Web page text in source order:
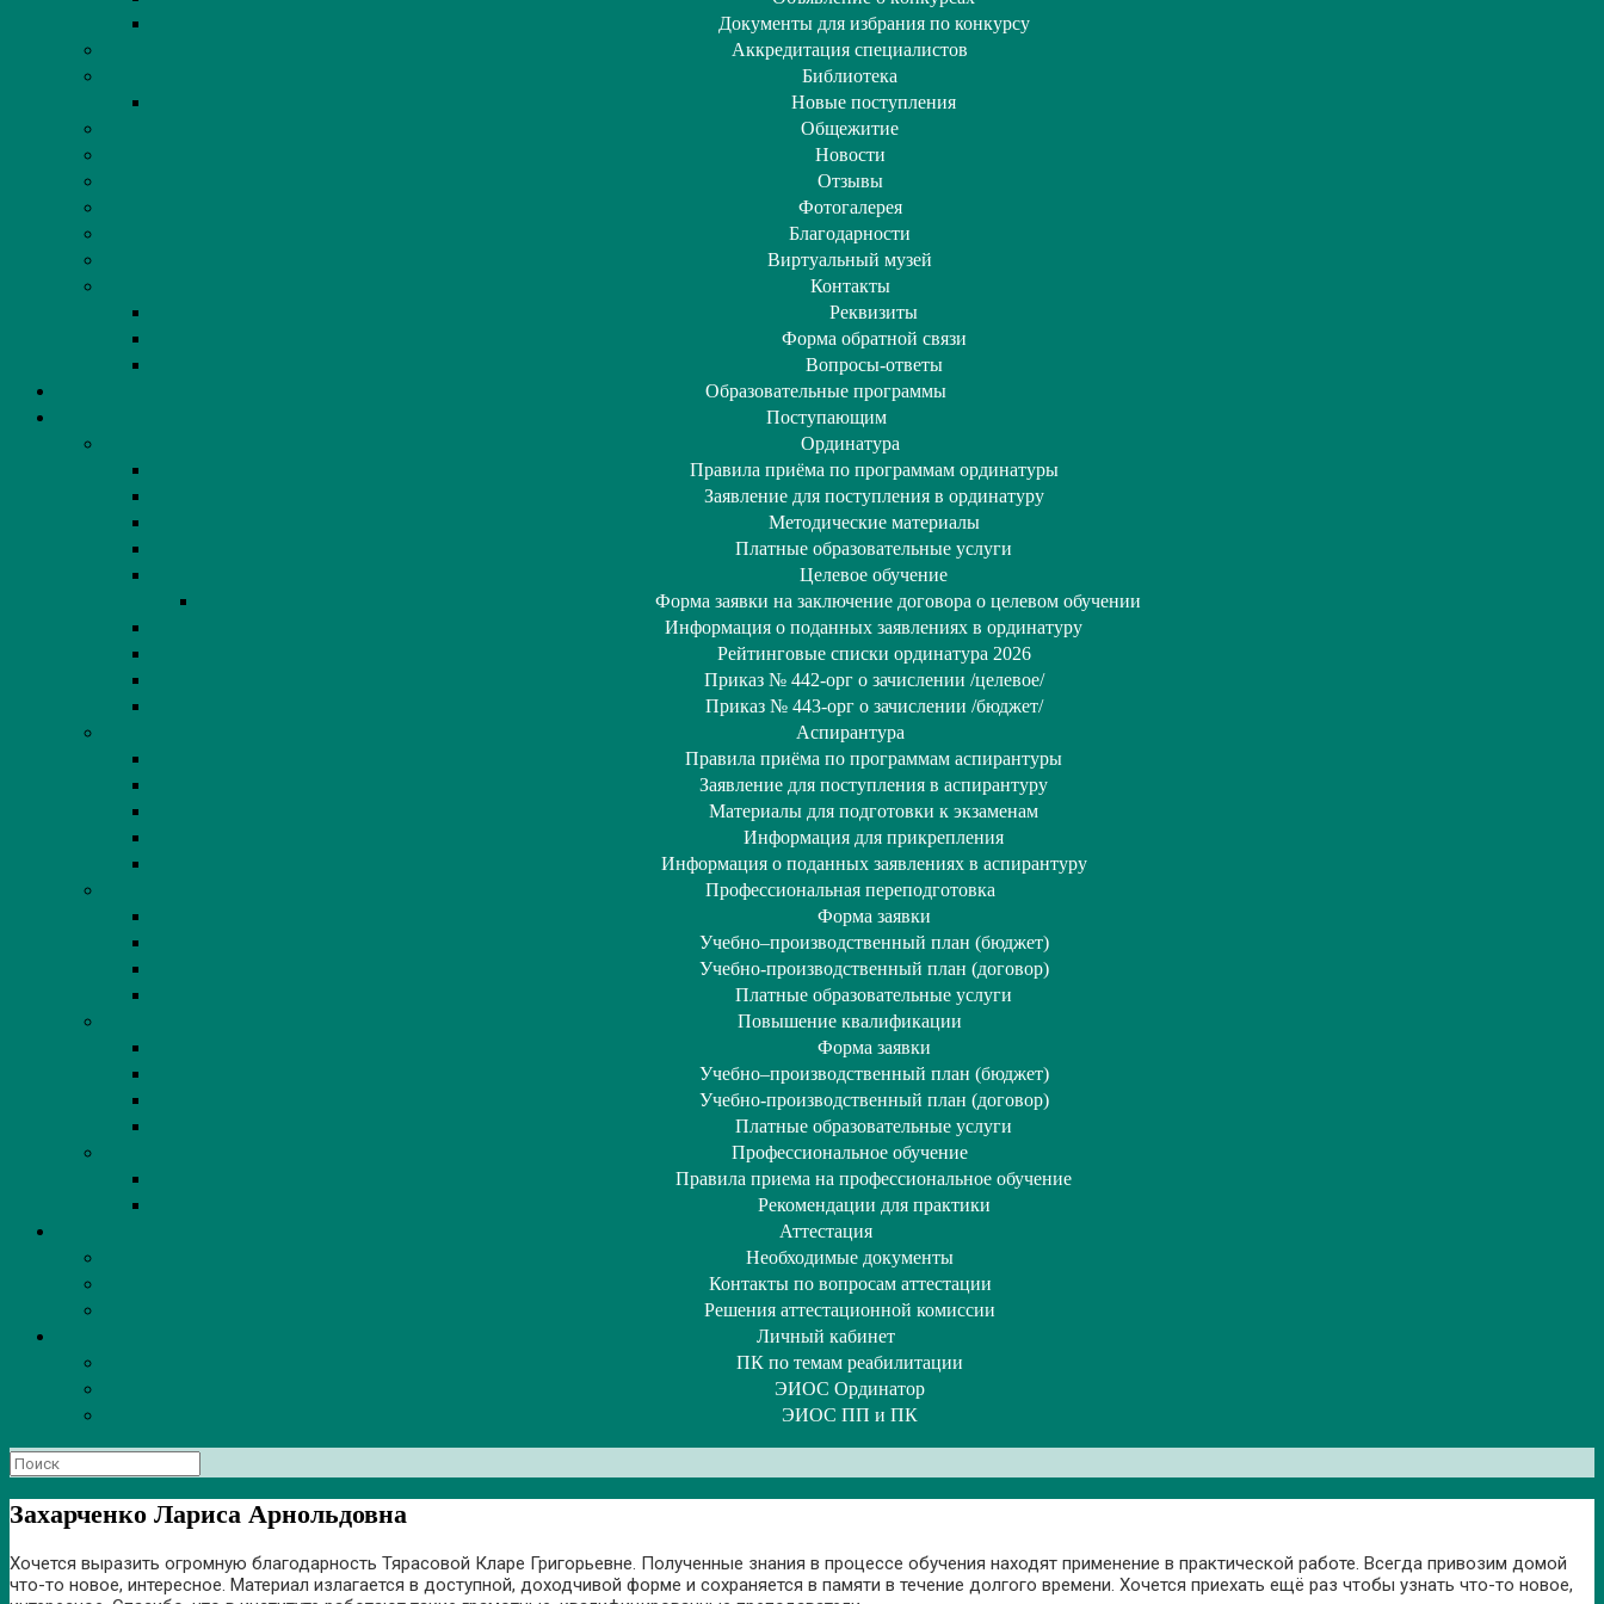
Документы для избрания по конкурсу
Аккредитация специалистов
Библиотека
Новые поступления
Общежитие
Новости
Отзывы
Фотогалерея
Благодарности
Виртуальный музей
Контакты
Реквизиты
Форма обратной связи
Вопросы-ответы
Образовательные программы
Поступающим
Ординатура
Правила приёма по программам ординатуры
Заявление для поступления в ординатуру
Методические материалы
Платные образовательные услуги
Целевое обучение
Форма заявки на заключение договора о целевом обучении
Информация о поданных заявлениях в ординатуру
Рейтинговые списки ординатура 2026
Приказ № 442-орг о зачислении /целевое/
Приказ № 443-орг о зачислении /бюджет/
Аспирантура
Правила приёма по программам аспирантуры
Заявление для поступления в аспирантуру
Материалы для подготовки к экзаменам
Информация для прикрепления
Информация о поданных заявлениях в аспирантуру
Профессиональная переподготовка
Форма заявки
Учебно–производственный план (бюджет)
Учебно-производственный план (договор)
Платные образовательные услуги
Повышение квалификации
Форма заявки
Учебно–производственный план (бюджет)
Учебно-производственный план (договор)
Платные образовательные услуги
Профессиональное обучение
Правила приема на профессиональное обучение
Рекомендации для практики
Аттестация
Необходимые документы
Контакты по вопросам аттестации
Решения аттестационной комиссии
Личный кабинет
ПК по темам реабилитации
ЭИОС Ординатор
ЭИОС ПП и ПК
Поиск
по:
Захарченко Лариса Арнольдовна
Хочется выразить огромную благодарность Тярасовой Кларе Григорьевне. Полученные знания в процессе обучения находят применение в практической работе. Всегда привозим домой
что-то новое, интересное. Материал излагается в доступной, доходчивой форме и сохраняется в памяти в течение долгого времени. Хочется приехать ещё раз чтобы узнать что-то новое,